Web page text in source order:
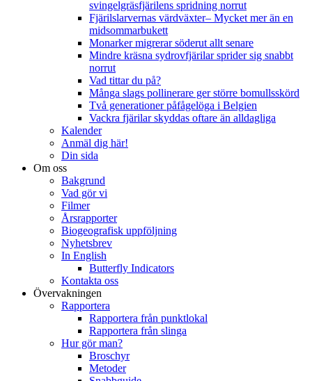
svingelgräsfjärilens spridning norrut
Fjärilslarvernas värdväxter– Mycket mer än en
midsommarbukett
Monarker migrerar söderut allt senare
Mindre kräsna sydrovfjärilar sprider sig snabbt
norrut
Vad tittar du på?
Många slags pollinerare ger större bomullsskörd
Två generationer påfågelöga i Belgien
Vackra fjärilar skyddas oftare än alldagliga
Kalender
Anmäl dig här!
Din sida
Om oss
Bakgrund
Vad gör vi
Filmer
Årsrapporter
Biogeografisk uppföljning
Nyhetsbrev
In English
Butterfly Indicators
Kontakta oss
Övervakningen
Rapportera
Rapportera från punktlokal
Rapportera från slinga
Hur gör man?
Broschyr
Metoder